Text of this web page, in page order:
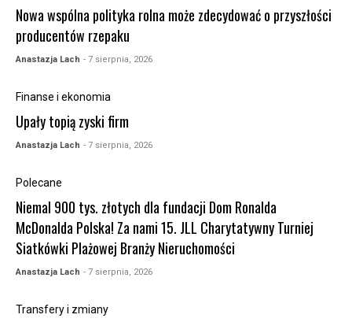
Nowa wspólna polityka rolna może zdecydować o przyszłości
producentów rzepaku
Anastazja Lach - 7 sierpnia, 2026
Finanse i ekonomia
Upały topią zyski firm
Anastazja Lach - 7 sierpnia, 2026
Polecane
Niemal 900 tys. złotych dla fundacji Dom Ronalda
McDonalda Polska! Za nami 15. JLL Charytatywny Turniej
Siatkówki Plażowej Branży Nieruchomości
Anastazja Lach - 7 sierpnia, 2026
Transfery i zmiany